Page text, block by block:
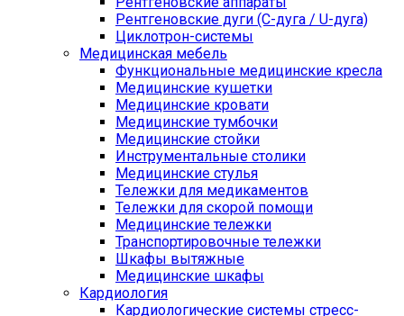
Рентгеновские дуги (С-дуга / U-дуга)
Циклотрон-системы
Медицинская мебель
Функциональные медицинские кресла
Медицинские кушетки
Медицинские кровати
Медицинские тумбочки
Медицинские стойки
Инструментальные столики
Медицинские стулья
Тележки для медикаментов
Тележки для скорой помощи
Медицинские тележки
Транспортировочные тележки
Шкафы вытяжные
Медицинские шкафы
Кардиология
Кардиологические системы стресс-